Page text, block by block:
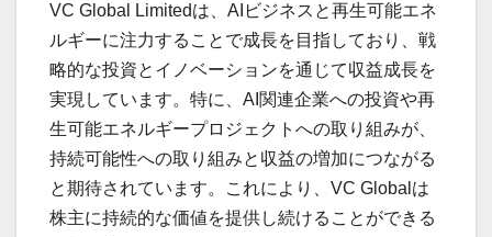
VC Global Limitedは、AIビジネスと再生可能エネ
ルギーに注力することで成長を目指しており、戦
略的な投資とイノベーションを通じて収益成長を
実現しています。特に、AI関連企業への投資や再
生可能エネルギープロジェクトへの取り組みが、
持続可能性への取り組みと収益の増加につながる
と期待されています。これにより、VC Globalは
株主に持続的な価値を提供し続けることができる